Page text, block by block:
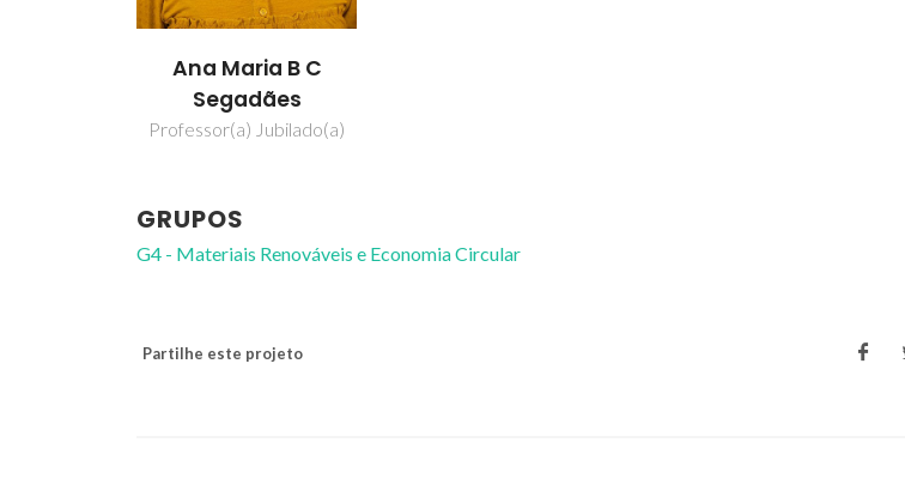
Ana Maria B C
Segadães
Professor(a) Jubilado(a)
GRUPOS
G4 - Materiais Renováveis e Economia Circular
Partilhe este projeto